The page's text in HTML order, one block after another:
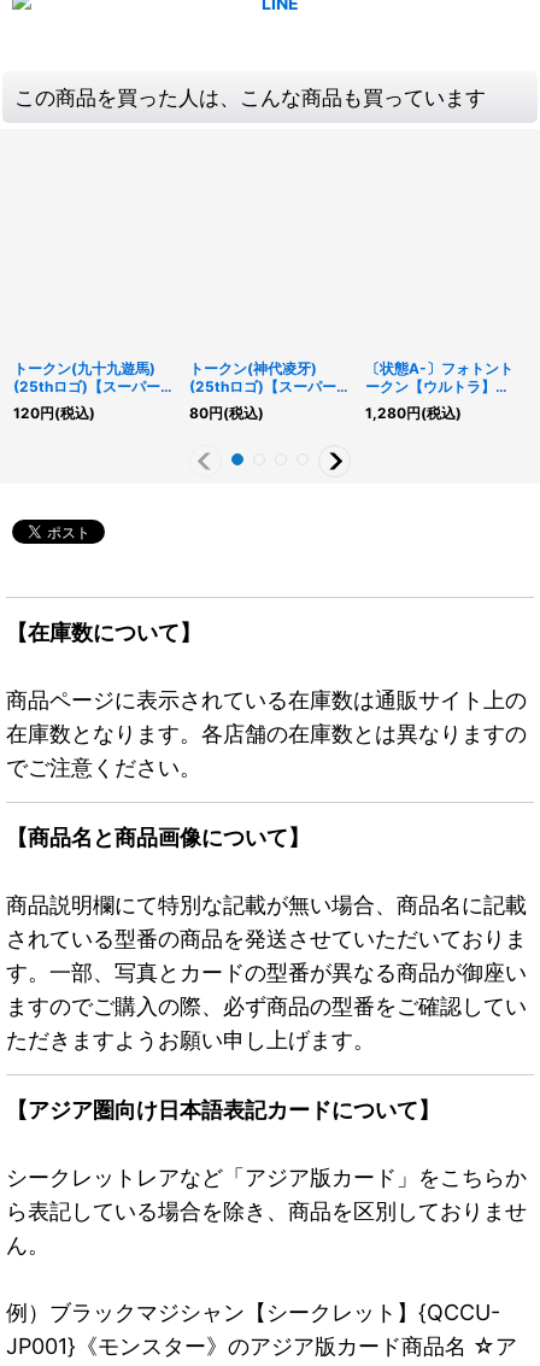
この商品を買った人は、こんな商品も買っています
トークン(九十九遊馬)
(25thロゴ)【スーパー】
{QCDB-JPT17}《トー
クン》
120円(税込)
トークン(神代凌牙)
(25thロゴ)【スーパー】
{QCDB-JPT19}《トー
クン》
80円(税込)
〔状態A-〕フォトント
ークン【ウルトラ】
{TK05-JP036}《トー
クン》
1,280円(税込)
【在庫数について】
商品ページに表示されている在庫数は通販サイト上の
在庫数となります。各店舗の在庫数とは異なりますの
でご注意ください。
【商品名と商品画像について】
商品説明欄にて特別な記載が無い場合、商品名に記載
されている型番の商品を発送させていただいておりま
す。一部、写真とカードの型番が異なる商品が御座い
ますのでご購入の際、必ず商品の型番をご確認してい
ただきますようお願い申し上げます。
【アジア圏向け日本語表記カードについて】
シークレットレアなど「アジア版カード」をこちらか
ら表記している場合を除き、商品を区別しておりませ
ん。
例）ブラックマジシャン【シークレット】{QCCU-
JP001}《モンスター》のアジア版カード商品名 ☆ア